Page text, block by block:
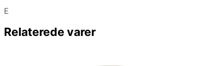
E
Relaterede varer